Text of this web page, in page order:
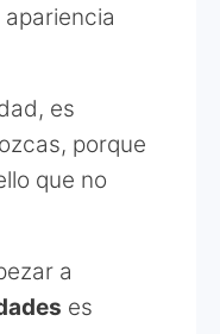
es
porque
que no
a
es